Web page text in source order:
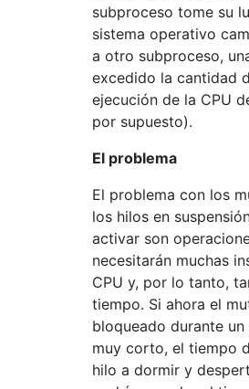
subproceso tome su
sistema operativo
a otro subproceso,
excedido la cantidad
ejecución de la CPU
por supuesto).
El problema
El problema con los
los hilos en
activar son
necesitarán muchas
CPU y, por lo tanto,
tiempo. Si ahora el
bloqueado durante
muy corto, el tiempo
hilo a dormir y